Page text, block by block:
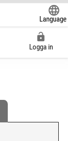
Language
Logga in